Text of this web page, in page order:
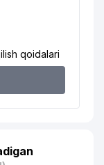
756 м
qoidalari